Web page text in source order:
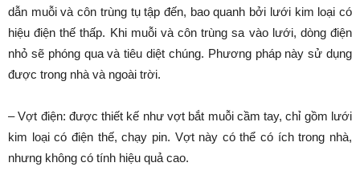
dẫn muỗi và côn trùng tụ tập đến, bao quanh bởi lưới kim loại có
hiệu điện thế thấp. Khi muỗi và côn trùng sa vào lưới, dòng điện
nhỏ sẽ phóng qua và tiêu diệt chúng. Phương pháp này sử dụng
được trong nhà và ngoài trời.
– Vợt điện: được thiết kế như vợt bắt muỗi cầm tay, chỉ gồm lưới
kim loại có điện thế, chạy pin. Vợt này có thể có ích trong nhà,
nhưng không có tính hiệu quả cao.